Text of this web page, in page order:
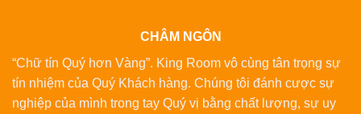
CHÂM NGÔN
“Chữ tín Quý hơn Vàng”. King Room vô cùng tân trọng sự
tín nhiệm của Quý Khách hàng. Chúng tôi đánh cược sự
nghiệp của mình trong tay Quý vị bằng chất lượng, sự uy